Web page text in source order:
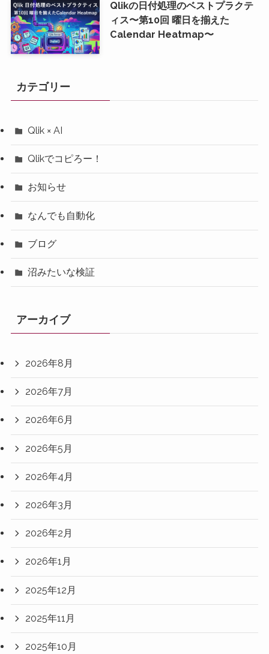
Qlikの日付処理のベストプラクテ
ィス〜第10回 曜日を揃えた
Calendar Heatmap〜
カテゴリー
Qlik × AI
Qlikでコピろー！
お知らせ
なんでも自動化
ブログ
沼みたいな検証
アーカイブ
2026年8月
2026年7月
2026年6月
2026年5月
2026年4月
2026年3月
2026年2月
2026年1月
2025年12月
2025年11月
2025年10月